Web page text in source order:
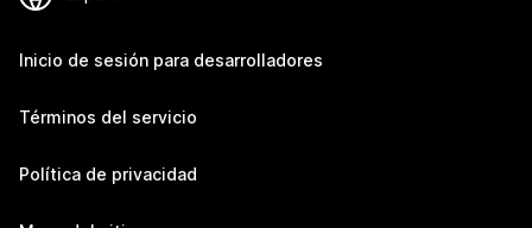
Inicio de sesión para desarrolladores
Términos del servicio
Política de privacidad